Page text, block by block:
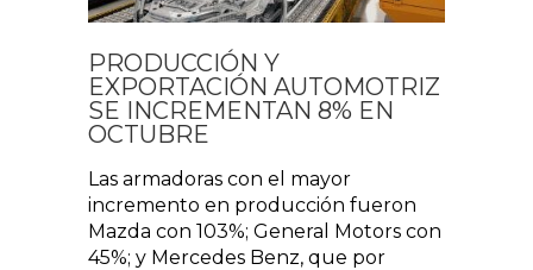
PRODUCCIÓN Y
EXPORTACIÓN AUTOMOTRIZ
SE INCREMENTAN 8% EN
OCTUBRE
Las armadoras con el mayor
incremento en producción fueron
Mazda con 103%; General Motors con
45%; y Mercedes Benz, que por